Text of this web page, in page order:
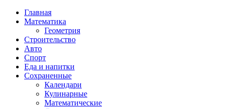
Главная
Математика
Геометрия
Строительство
Авто
Спорт
Еда и напитки
Сохраненные
Календари
Кулинарные
Математические